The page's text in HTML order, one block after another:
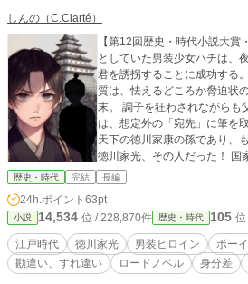
しんの（C.Clarté）
【第12回歴史・時代小説大
としていた男装少女ハチは、
君を誘拐することに成功する
質は、怯えるどころか脅迫状
末。 調子を狂わされながらも
は、想定外の「宛先」に筆を
天下の徳川家康の孫であり
徳川家光、その人だった！ 国家転覆レベルの大罪に顔面蒼白
になるハチ。だが、当の竹千
ついてきてしまい……！？ ----------------------------------------- 置
いてきぼり「若き将軍」× 訳
に気づきながらも、すれ違う二
な登場人物◆ 【男装女子】じ
旅する男装のハチ。 【辻斬り
歴史・時代 完結 長編
24h.ポイント 63pt
小説 14,534 位 / 228,870件 歴史・時代 105
江戸時代 徳川家光 男装ヒロイン ボー
勘違い、すれ違い
ロードノベル 身分差